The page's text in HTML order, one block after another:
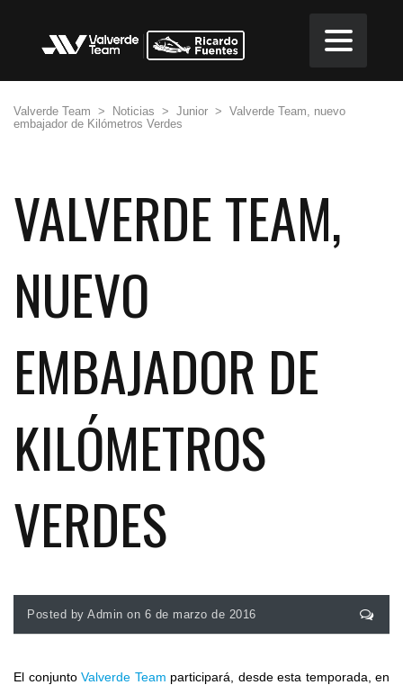
Valverde Team > Noticias > Junior > Valverde Team, nuevo
embajador de Kilómetros Verdes
VALVERDE TEAM,
NUEVO
EMBAJADOR DE
KILÓMETROS
VERDES
Posted by Admin on 6 de marzo de 2016
El conjunto Valverde Team participará, desde esta temporada, en